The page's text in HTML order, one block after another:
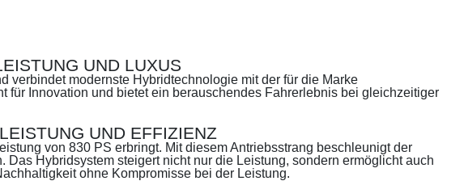
UND LUXUS
verbindet modernste Hybridtechnologie mit der für die Marke
Innovation und bietet ein berauschendes Fahrerlebnis bei gleichzeitiger
UND EFFIZIENZ
von 830 PS erbringt. Mit diesem Antriebsstrang beschleunigt der
Hybridsystem steigert nicht nur die Leistung, sondern ermöglicht auch
ohne Kompromisse bei der Leistung.